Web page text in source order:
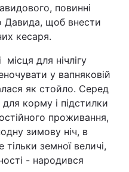
Світ
Наука
Інциденти
Туризм
Погода
повинні
Давида, щоб внести
кесаря.
для нічлігу
у вапняковій
як стойло. Серед
корму і підстилки
проживання,
зимову ніч, в
тільки земної величі,
- народився